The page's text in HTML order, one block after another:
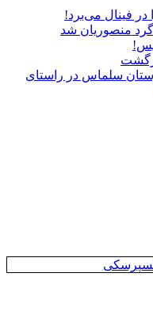
در فینال می‌برد!
منصوریان شد
سلماس در راستای